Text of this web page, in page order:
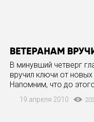
ВЕТЕРАНАМ
В минувший четверг
вручил ключи от
Напомним, что до
администрацией
19 апреля 2010